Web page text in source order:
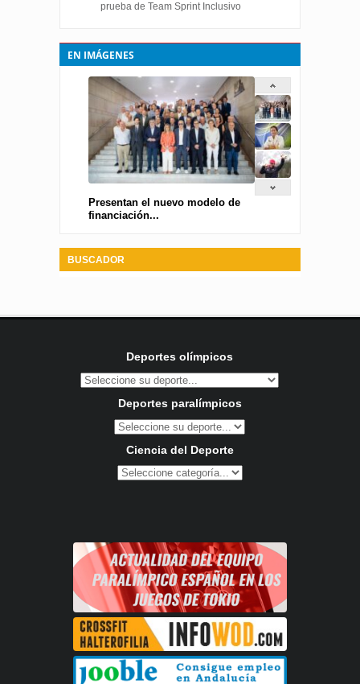
prueba de Team Sprint Inclusivo
EN IMÁGENES
Presentan el nuevo modelo de
financiación...
BUSCADOR
Deportes olímpicos
Deportes paralímpicos
Ciencia del Deporte